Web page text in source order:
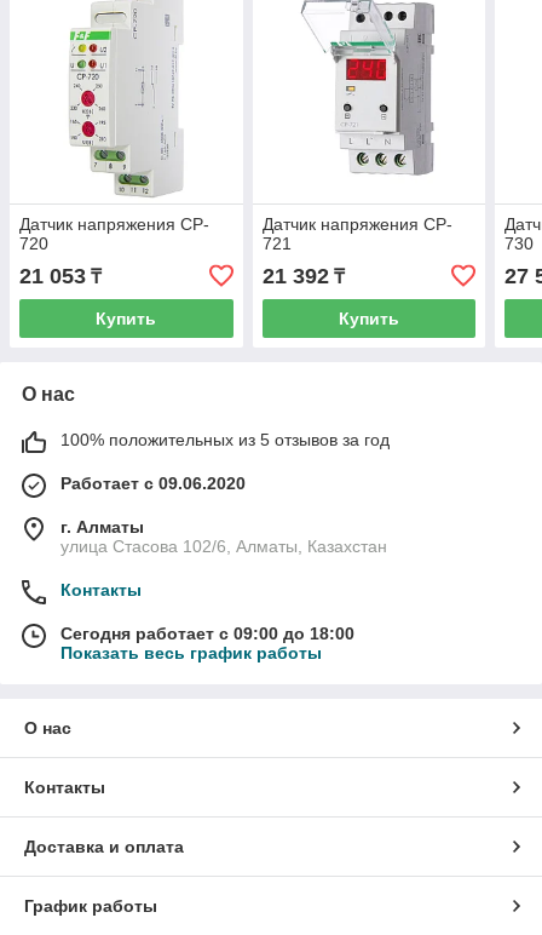
Датчик напряжения CP-
720
21 053 ₸
Купить
Датчик напряжения CP-
721
21 392₸
Купить
730
27
О нас
100% положительных из 5 отзывов за год
Работает с 09.06.2020
г. Алматы
улица Стасова 102/6, Алматы, Казахстан
Контакты
Сегодня работает с 09:00 до 18:00
Показать весь график работы
О нас
Контакты
Доставка и оплата
График работы